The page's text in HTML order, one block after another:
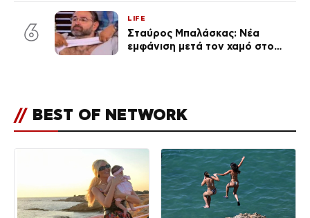
ποια είσαι σοκαρίστικα»
6
LIFE
Σταύρος Μπαλάσκας: Νέα
εμφάνιση μετά τον χαμό στο
// BEST OF NETWORK